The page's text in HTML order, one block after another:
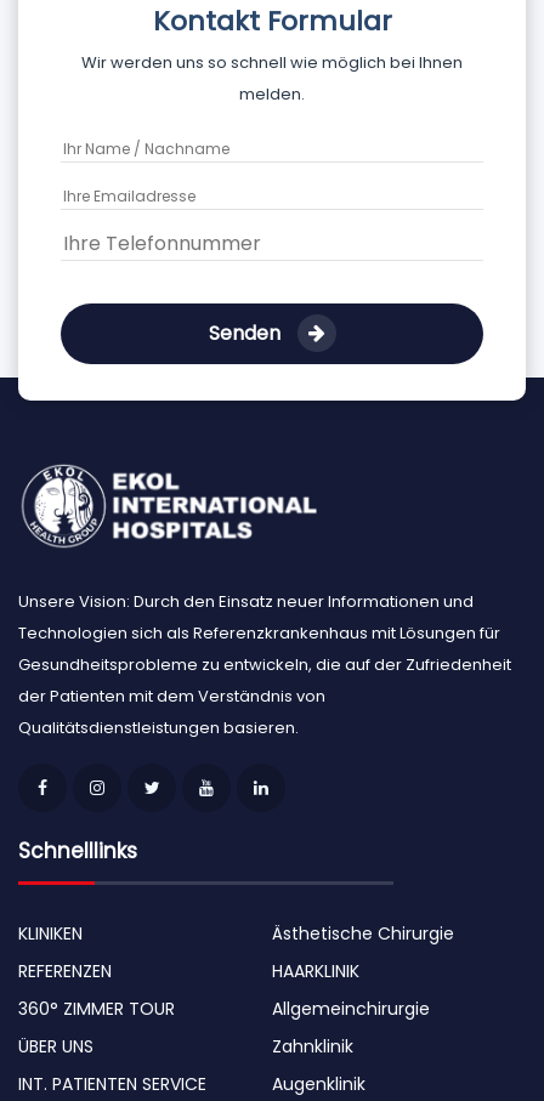
Kontakt Formular
Wir werden uns so schnell wie möglich bei Ihnen
melden.
Senden
Unsere Vision: Durch den Einsatz neuer Informationen und
Technologien sich als Referenzkrankenhaus mit Lösungen für
Gesundheitsprobleme zu entwickeln, die auf der Zufriedenheit
der Patienten mit dem Verständnis von
Qualitätsdienstleistungen basieren.
Schnelllinks
KLINIKEN
REFERENZEN
360° ZIMMER TOUR
ÜBER UNS
INT. PATIENTEN SERVICE
Ästhetische Chirurgie
HAARKLINIK
Allgemeinchirurgie
Zahnklinik
Augenklinik